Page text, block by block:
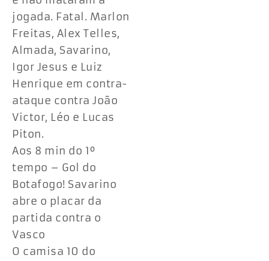
jogada. Fatal. Marlon
Freitas, Alex Telles,
Almada, Savarino,
Igor Jesus e Luiz
Henrique em contra-
ataque contra João
Victor, Léo e Lucas
Piton.
Aos 8 min do 1º
tempo – Gol do
Botafogo! Savarino
abre o placar da
partida contra o
Vasco
O camisa 10 do